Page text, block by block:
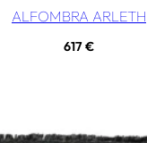
ALFOMBRA ARLETH
617€